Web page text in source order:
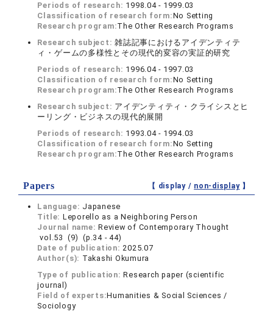
Periods of research: 1998.04 - 1999.03
Classification of research form:No Setting
Research program:The Other Research Programs
Research subject:雑誌記事におけるアイデンティテ
ィ・ゲームの多様性とその現代的変容の実証的研究
Periods of research: 1996.04 - 1997.03
Classification of research form:No Setting
Research program:The Other Research Programs
Research subject: アイデンティティ・クライシスとヒ
ーリング・ビジネスの現代的展開
Periods of research: 1993.04 - 1994.03
Classification of research form:No Setting
Research program:The Other Research Programs
Papers 【 display / non-display】
Language: Japanese
Title: Leporello as a Neighboring Person
Journal name:Review of Contemporary Thought
vol.53 (9) (p.34 - 44)
Date of publication:2025.07
Author(s): Takashi Okumura
Type of publication:Research paper (scientific
journal)
Field of experts:Humanities & Social Sciences /
Sociology